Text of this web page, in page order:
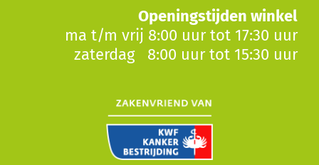
Openingstijden winkel
ma t/m vrij 8:00 uur tot 17:30 uur
zaterdag 8:00 uur tot 15:30 uur